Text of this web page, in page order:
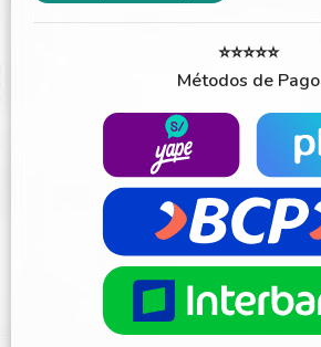
⭐⭐⭐⭐⭐
Métodos de Pago